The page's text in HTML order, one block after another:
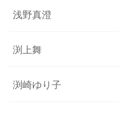
浅野真澄
渕上舞
渕崎ゆり子